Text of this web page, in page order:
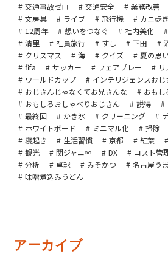
交通事故ゼロ
交通安全 業務改善
文房具
ライブ 飛行機 カニ歩き
12周年
想いをつなぐ 社内美化
清里
社員旅行 すし 下田
クリスマス
海 クイズ 夏の思
fifa
サッカー フェアプレー
ワールドカップ
インテリジェンスおじ
おじさんじゃなくてお兄さんな
おもし
おもしろおしゃべりおじさん
説得
最終回
かき氷 クリーニング
ホワイトボード
ミニマル化 掃除
寝起き
生活習慣 京都 紅葉
観光
関ジャニ∞ DX コスト管
分析
卓球 みそかつ
名古屋う
味噌煮込みうどん
アーカイブ